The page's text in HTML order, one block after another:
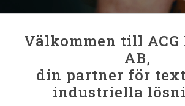
Välkommen till ACG
AB,
din partner för
industriella